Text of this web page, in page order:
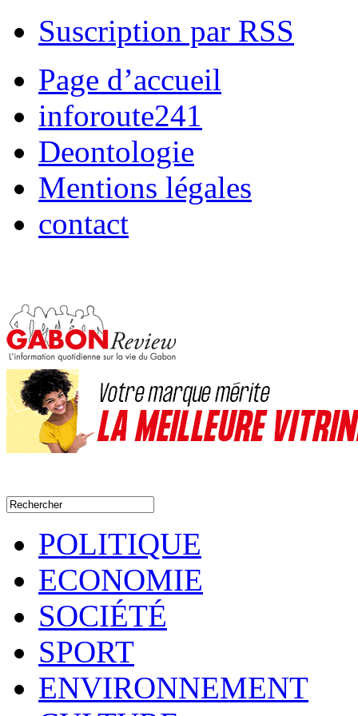
Suscription par RSS
Page d’accueil
inforoute241
Deontologie
Mentions légales
contact
POLITIQUE
ECONOMIE
SOCIÉTÉ
SPORT
ENVIRONNEMENT